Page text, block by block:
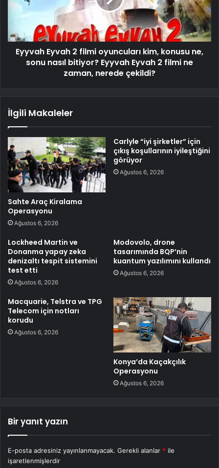
Eyyvah Eyvah 2 filmi oyuncuları kim, konusu ne,
sonu nasıl bitiyor? Eyyvah Eyvah 2 filmi ne
zaman, nerede çekildi?
İlgili Makaleler
Sahte Araç Kiralama
Operasyonu
Ağustos 6, 2026
Carlyle “iyi şirketler” için
çıkış koşullarının iyileştiğini
görüyor
Ağustos 6, 2026
Lockheed Martin ve
Donanma yapay zeka
denizaltı tespit sistemini
test etti
Ağustos 6, 2026
Modovolo, drone
tasarımında BQP’nin
kuantum yazılımını kullandı
Ağustos 6, 2026
Macquarie, Telstra ve TPG
Telecom için notları
korudu
Ağustos 6, 2026
Konya’da Kaçakçılık
Operasyonu
Ağustos 6, 2026
Bir yanıt yazın
E-posta adresiniz yayınlanmayacak. Gerekli alanlar * ile
işaretlenmişlerdir